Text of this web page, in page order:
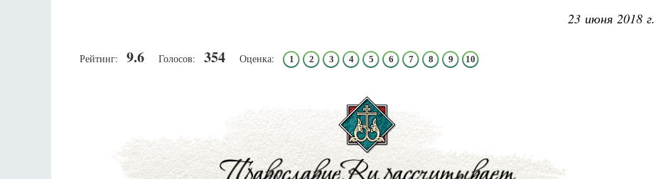
23 июня 2018 г.
Рейтинг: 9.6 Голосов: 354 Оценка: 1 2 3 4 5 6 7 8 9 10